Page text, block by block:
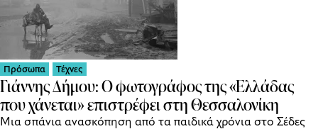
Πρόσωπα Τέχνες
Γιάννης Δήμου: Ο φωτογράφος της «Ελλάδας
που χάνεται» επιστρέφει στη Θεσσαλονίκη
Μια σπάνια ανασκόπηση από τα παιδικά χρόνια στο Σέδες